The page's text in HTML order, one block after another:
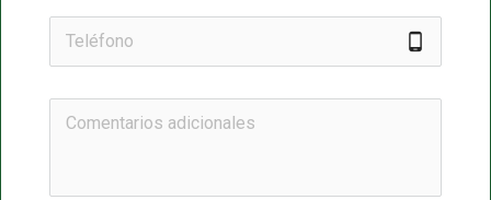
phone_android